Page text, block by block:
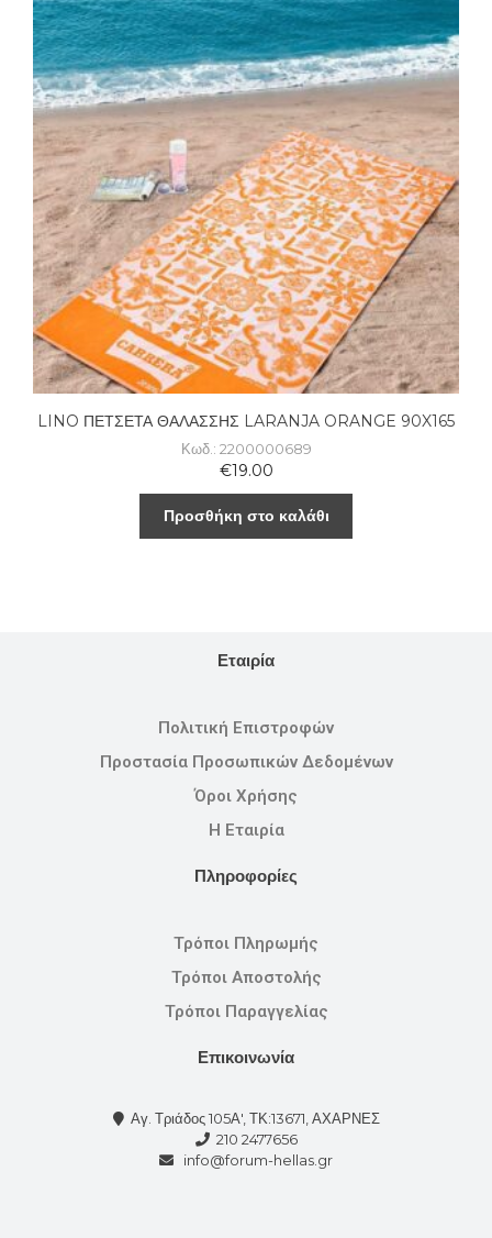
LINO ΠΕΤΣΕΤΑ ΘΑΛΑΣΣΗΣ LARANJA ORANGE 90X165
Κωδ.: 2200000689
€19.00
Προσθήκη στο καλάθι
Εταιρία
Πολιτική Επιστροφών
Προστασία Προσωπικών Δεδομένων
Όροι Χρήσης
Η Εταιρία
Πληροφορίες
Τρόποι Πληρωμής
Τρόποι Αποστολής
Τρόποι Παραγγελίας
Επικοινωνία
Αγ. Τριάδος 105Α', ΤΚ:13671, ΑΧΑΡΝΕΣ
210 2477656
info@forum-hellas.gr